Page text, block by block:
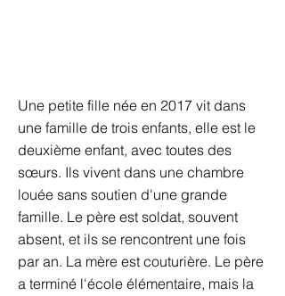
Une petite fille née en 2017 vit dans
une famille de trois enfants, elle est le
deuxième enfant, avec toutes des
sœurs. Ils vivent dans une chambre
louée sans soutien d'une grande
famille. Le père est soldat, souvent
absent, et ils se rencontrent une fois
par an. La mère est couturière. Le père
a terminé l'école élémentaire, mais la